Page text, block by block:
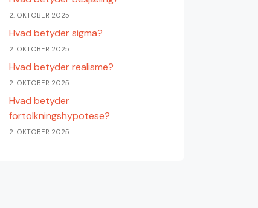
2. OKTOBER 2025
Hvad betyder sigma?
2. OKTOBER 2025
Hvad betyder realisme?
2. OKTOBER 2025
Hvad betyder
fortolkningshypotese?
2. OKTOBER 2025